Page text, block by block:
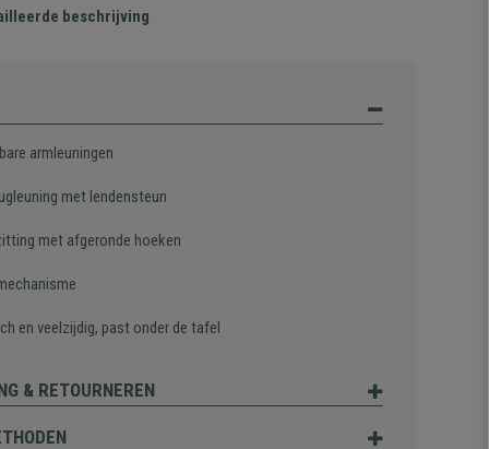
beschrijving
armleuningen
met lendensteun
met afgeronde hoeken
en veelzijdig, past onder de tafel
& RETOURNEREN